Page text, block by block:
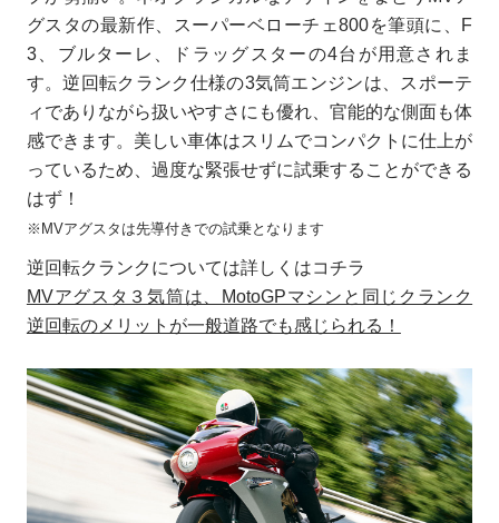
グスタの最新作、スーパーベローチェ800を筆頭に、F
3、ブルターレ、ドラッグスターの4台が用意されま
す。逆回転クランク仕様の3気筒エンジンは、スポーテ
ィでありながら扱いやすさにも優れ、官能的な側面も体
感できます。美しい車体はスリムでコンパクトに仕上が
っているため、過度な緊張せずに試乗することができる
はず！
※MVアグスタは先導付きでの試乗となります
逆回転クランクについては詳しくはコチラ
MVアグスタ３気筒は、MotoGPマシンと同じクランク
逆回転のメリットが一般道路でも感じられる！